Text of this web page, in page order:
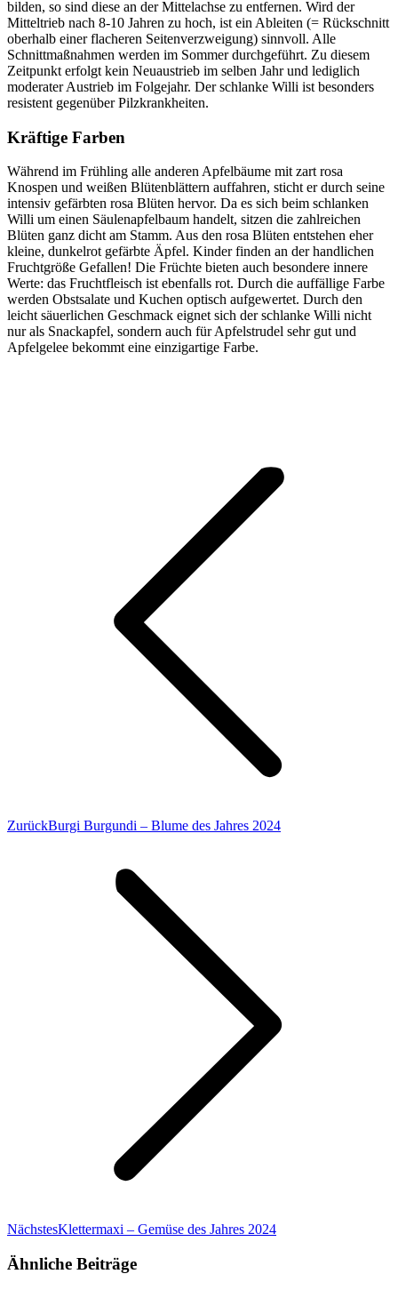
bilden, so sind diese an der Mittelachse zu entfernen. Wird der
Mitteltrieb nach 8-10 Jahren zu hoch, ist ein Ableiten (= Rückschnitt
oberhalb einer flacheren Seitenverzweigung) sinnvoll. Alle
Schnittmaßnahmen werden im Sommer durchgeführt. Zu diesem
Zeitpunkt erfolgt kein Neuaustrieb im selben Jahr und lediglich
moderater Austrieb im Folgejahr. Der schlanke Willi ist besonders
resistent gegenüber Pilzkrankheiten.
Kräftige Farben
Während im Frühling alle anderen Apfelbäume mit zart rosa
Knospen und weißen Blütenblättern auffahren, sticht er durch seine
intensiv gefärbten rosa Blüten hervor. Da es sich beim schlanken
Willi um einen Säulenapfelbaum handelt, sitzen die zahlreichen
Blüten ganz dicht am Stamm. Aus den rosa Blüten entstehen eher
kleine, dunkelrot gefärbte Äpfel. Kinder finden an der handlichen
Fruchtgröße Gefallen! Die Früchte bieten auch besondere innere
Werte: das Fruchtfleisch ist ebenfalls rot. Durch die auffällige Farbe
werden Obstsalate und Kuchen optisch aufgewertet. Durch den
leicht säuerlichen Geschmack eignet sich der schlanke Willi nicht
nur als Snackapfel, sondern auch für Apfelstrudel sehr gut und
Apfelgelee bekommt eine einzigartige Farbe.
ZurückVorheriger
Burgi Burgundi – Blume des Jahres 2024
NächstesNächster
Klettermaxi – Gemüse des Jahres 2024
Ähnliche Beiträge